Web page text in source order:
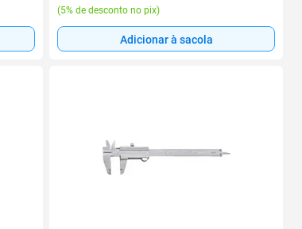
(5% de desconto no pix)
Adicionar à sacola